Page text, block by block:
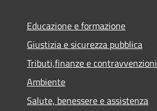
Educazione e formazione
Giustizia e sicurezza pubblica
Tributi,finanze e contravvenzioni
Ambiente
Salute, benessere e assistenza